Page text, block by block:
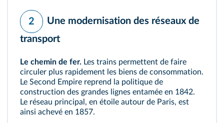
2
Une modernisation des réseaux de
transport
Le chemin de fer. Les trains permettent de faire
circuler plus rapidement les biens de consommation.
Le Second Empire reprend la politique de
construction des grandes lignes entamée en 1842.
Le réseau principal, en étoile autour de Paris, est
ainsi achevé en 1857.